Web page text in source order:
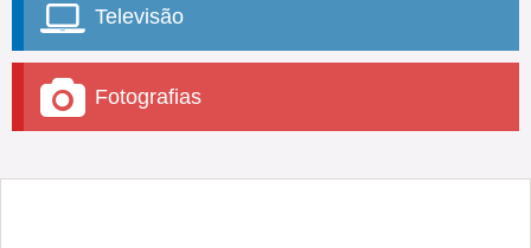
Televisão
Fotografias